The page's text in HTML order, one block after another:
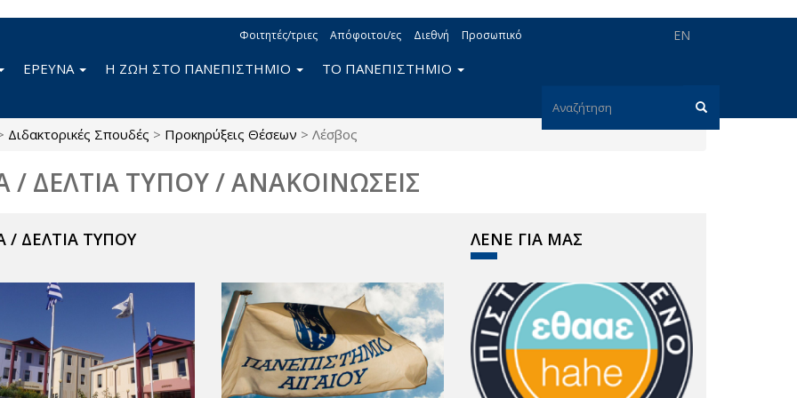
EN
Φοιτητές/τριες Απόφοιτοι/ες Διεθνή Προσωπικό
Φόρμα
ΕΡΕΥΝΑ Η ΖΩΗ ΣΤΟ ΠΑΝΕΠΙΣΤΗΜΙΟ ΤΟ ΠΑΝΕΠΙΣΤΗΜΙΟ
Διδακτορικές Σπουδές > Προκηρύξεις Θέσεων > Λέσβος
/ ΔΕΛΤΙΑ ΤΥΠΟΥ / ΑΝΑΚΟΙΝΩΣΕΙΣ
/ ΔΕΛΤΙΑ ΤΥΠΟΥ ΛΕΝΕ ΓΙΑ ΜΑΣ